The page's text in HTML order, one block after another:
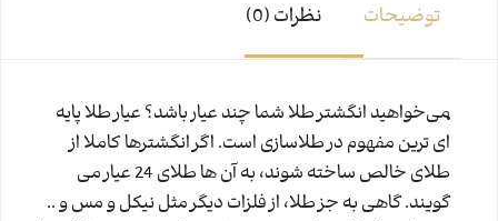
توضیحات نظرات (0)
می‌خواهید انگشتر طلا شما چند عیار باشد؟ عیار طلا پایه
ای ترین مفهوم در طلاسازی است. اگر انگشترها کاملا از
طلای خالص ساخته شوند، به آن ها طلای 24 عیار می
گویند. گاهی به جز طلا، از فلزات دیگر مثل نیکل و مس و ..